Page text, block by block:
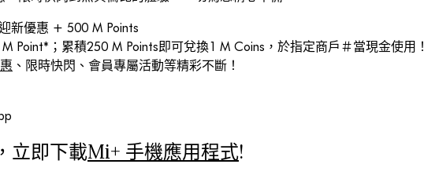
新優惠 + 500 M Points
Point*；累積250 M Points即可兌換1 M Coins，於指定商戶＃當現金使用！
、限時快閃、會員專屬活動等精彩不斷！
立即下載Mi+ 手機應用程式!